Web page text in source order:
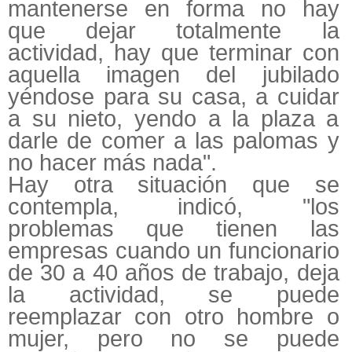
mantenerse en forma no hay
que dejar totalmente la
actividad, hay que terminar con
aquella imagen del jubilado
yéndose para su casa, a cuidar
a su nieto, yendo a la plaza a
darle de comer a las palomas y
no hacer más nada".
Hay otra situación que se
contempla, indicó, "los
problemas que tienen las
empresas cuando un funcionario
de 30 a 40 años de trabajo, deja
la actividad, se puede
reemplazar con otro hombre o
mujer, pero no se puede